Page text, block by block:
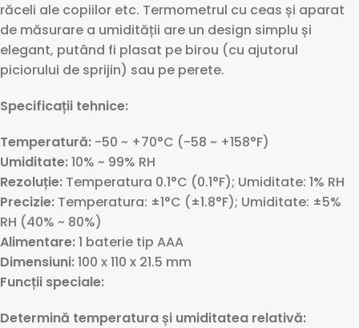
răceli ale copiilor etc. Termometrul cu ceas și aparat
de măsurare a umidității are un design simplu și
elegant, putând fi plasat pe birou (cu ajutorul
piciorului de sprijin) sau pe perete.
Specificații tehnice:
Temperatură: -50 ~ +70°C (-58 ~ +158°F)
Umiditate:10% ~ 99% RH
Rezoluție: Temperatura 0.1°C (0.1°F); Umiditate: 1% RH
Precizie: Temperatura: ±1°C (±1.8°F); Umiditate: ±5%
RH (40% ~ 80%)
Alimentare:1 baterie tip AAA
Dimensiuni:100 x 110 x 21.5 mm
Funcții speciale:
Determină temperatura și umiditatea relativă: